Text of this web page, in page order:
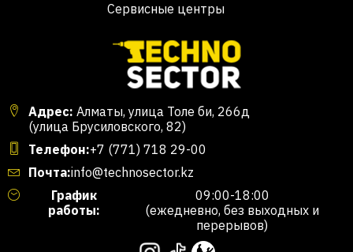
Сервисные центры
Адрес: Алматы, улица Толе би, 266д
(улица Брусиловского, 82)
Телефон:+7 (771) 718 29-00
Почта:info@technosector.kz
График
работы:
09:00-18:00
(ежедневно, без выходных и
перерывов)